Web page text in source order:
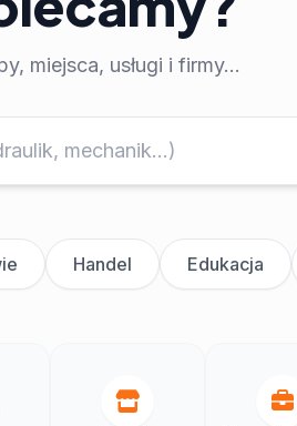
miejsca, usługi i firmy...
Handel Edukacja